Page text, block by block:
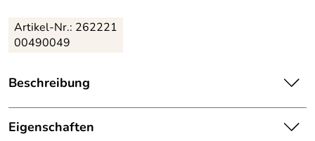
Artikel-Nr.: 262221
00490049
Beschreibung
Überzeugt durch ein leichtes Liegegefühl, eignet sich zum
Campen oder auch zum Übernachten bei Freunden, der
Eigenschaften